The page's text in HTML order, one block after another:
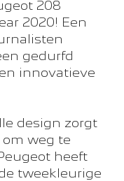
208
2020! Een
gedurfd
innovatieve
design zorgt
weg te
heeft
tweekleurige